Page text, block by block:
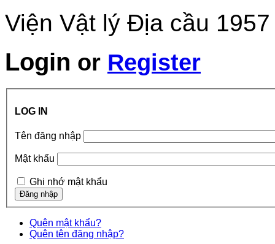
Viện Vật lý Địa cầu
Login or Register
LOG IN
Tên đăng nhập
Mật khẩu
Ghi nhớ mật khẩu
Quên mật khẩu?
Quên tên đăng nhập?